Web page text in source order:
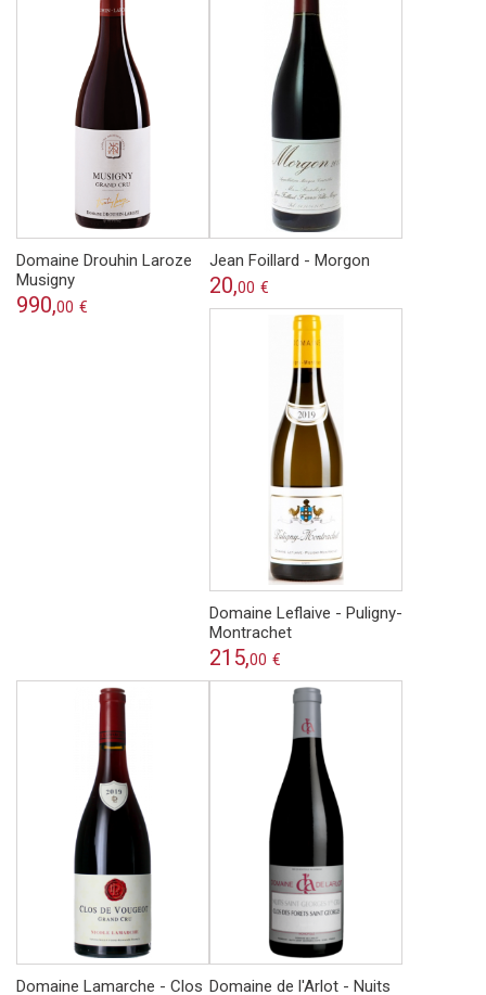
Domaine Drouhin Laroze
Musigny
990,00 €
Jean Foillard - Morgon
20,00 €
Domaine Leflaive - Puligny-
Montrachet
215,00 €
Domaine Lamarche - Clos Domaine de l'Arlot - Nuits